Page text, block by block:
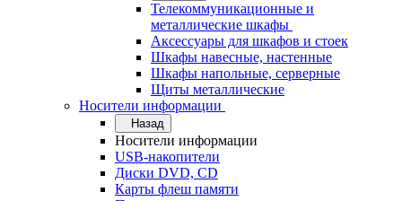
Телекоммуникационные и
металлические шкафы
Аксессуары для шкафов и стоек
Шкафы навесные, настенные
Шкафы напольные, серверные
Щиты металлические
Носители информации
Назад
Носители информации
USB-накопители
Диски DVD, CD
Карты флеш памяти